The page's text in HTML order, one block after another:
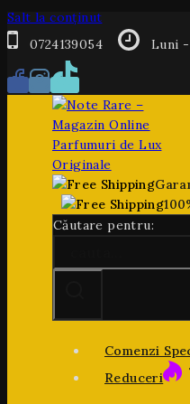
Salt la conținut
0724139054
Luni
Căutare pentru:
Comenzi
Reduceri